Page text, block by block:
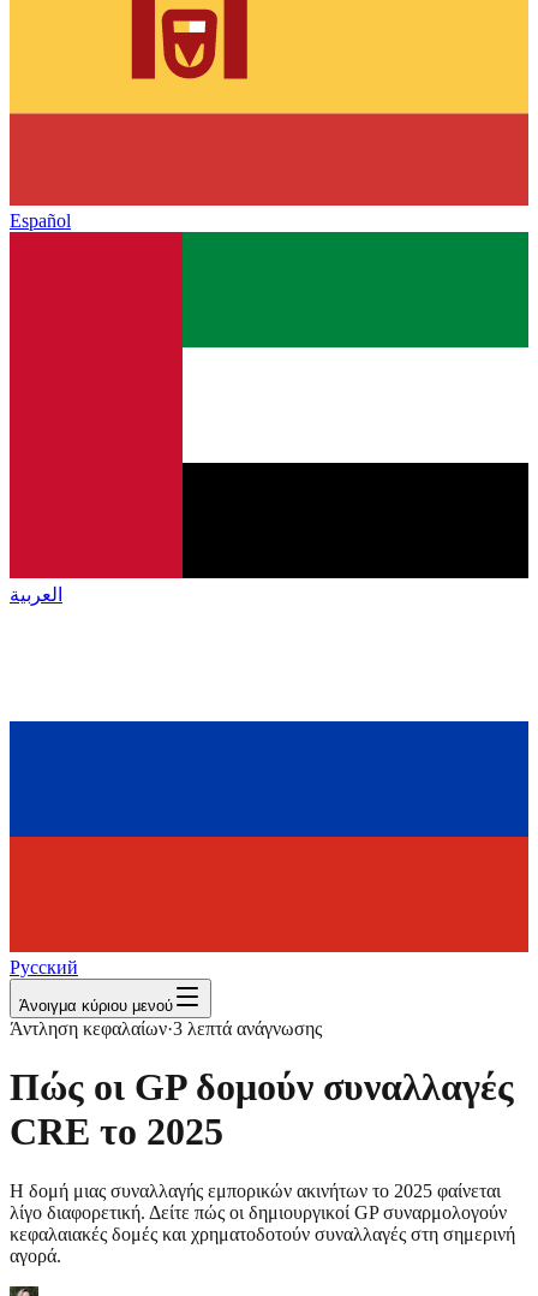
Español
العربية
Русский
Άνοιγμα κύριου μενού
Άντληση κεφαλαίων·3 λεπτά ανάγνωσης
Πώς οι GP δομούν συναλλαγές
CRE το 2025
Η δομή μιας συναλλαγής εμπορικών ακινήτων το 2025 φαίνεται
λίγο διαφορετική. Δείτε πώς οι δημιουργικοί GP συναρμολογούν
κεφαλαιακές δομές και χρηματοδοτούν συναλλαγές στη σημερινή
αγορά.